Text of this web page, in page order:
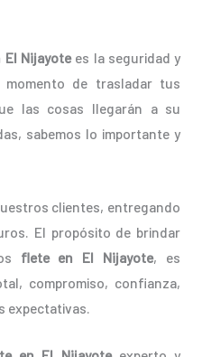
El Nijayotees la seguridad y
de trasladar tus
las cosas llegarán a su
sabemos lo importante y
clientes, entregando
El propósito de brindar
flete en El Nijayote, es
compromiso, confianza,
expectativas.